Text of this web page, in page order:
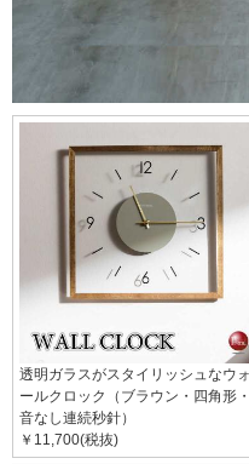
透明ガラスがスタイリッシュなウォ
ールクロック（ブラウン・四角形・
音なし連続秒針）
￥11,700(税抜)